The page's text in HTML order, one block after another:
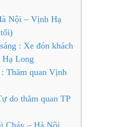
Nội – Vịnh Hạ
: Xe đón khách
Hạ Long
Thăm quan Vịnh
do thăm quan TP
Cháy – Hà Nội